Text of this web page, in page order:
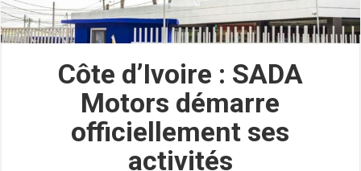
Côte d’Ivoire : SADA
Motors démarre
officiellement ses
activités